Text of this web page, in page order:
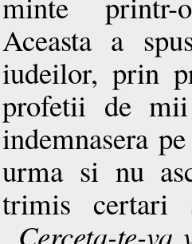
Aceasta a
iudeilor, prin
profetii de
indemnasera
urma si nu
trimis certari
„Cerceta-te-